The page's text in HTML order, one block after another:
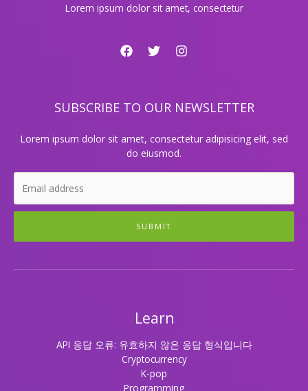
하
Lorem ipsum dolor sit amet, consectetur
SUBSCRIBE TO OUR NEWSLETTER
Lorem ipsum dolor sit amet, consectetur adipisicing elit, sed
do eiusmod.
SUBMIT
Learn
API 응답 오류: 유효하지 않은 응답 형식입니다
Cryptocurrency
K-pop
Programming